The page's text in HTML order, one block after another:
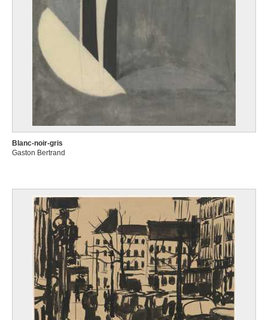
Blanc-noir-gris
Gaston Bertrand